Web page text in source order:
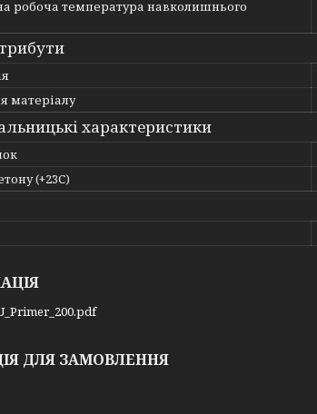
робоча температура навколишнього
матеріалу
характеристики
(+23С)
ДЛЯ ЗАМОВЛЕННЯ